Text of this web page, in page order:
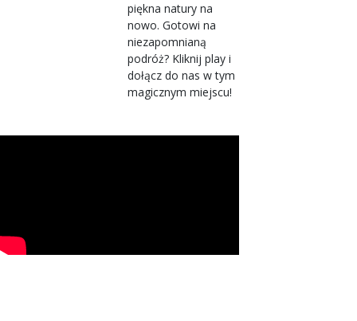
piękna natury na
nowo. Gotowi na
niezapomnianą
podróż? Kliknij play i
dołącz do nas w tym
magicznym miejscu!